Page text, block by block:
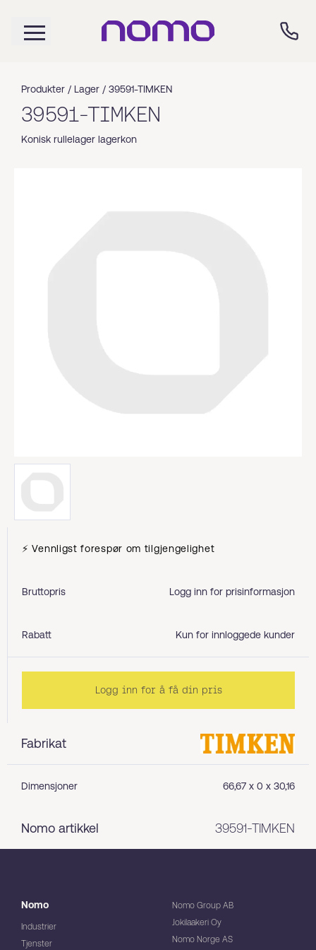
Produkter / Lager / 39591-TIMKEN
39591-TIMKEN
Konisk rullelager lagerkon
Fabrikat
Dimensjoner 66,67 x 0 x 30,16
Nomo artikkel 39591-TIMKEN
⚡ Vennligst forespør om tilgjengelighet
Bruttopris Logg inn for prisinformasjon
Rabatt Kun for innloggede kunder
Logg inn for å få din pris
Nomo
Industrier
Tjenster
Nomo Group AB
Jokilaakeri Oy
Nomo Norge AS